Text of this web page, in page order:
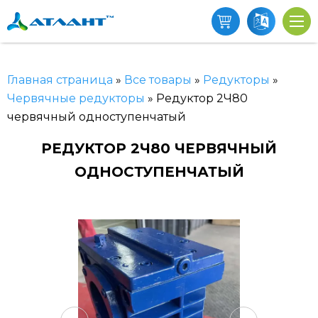
Главная страница » Все товары » Редукторы »
Червячные редукторы » Редуктор 2Ч80
червячный одноступенчатый
РЕДУКТОР 2Ч80 ЧЕРВЯЧНЫЙ
ОДНОСТУПЕНЧАТЫЙ